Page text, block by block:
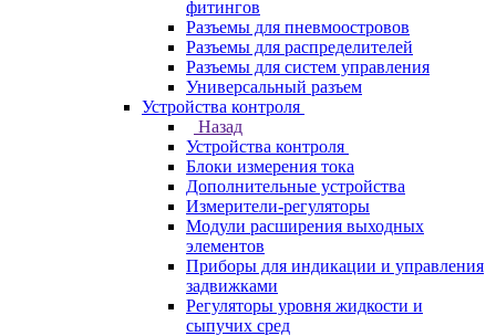
фитингов
Разъемы для пневмоостровов
Разъемы для распределителей
Разъемы для систем управления
Универсальный разъем
Устройства контроля
Назад
Устройства контроля
Блоки измерения тока
Дополнительные устройства
Измерители-регуляторы
Модули расширения выходных
элементов
Приборы для индикации и управления
задвижками
Регуляторы уровня жидкости и
сыпучих сред